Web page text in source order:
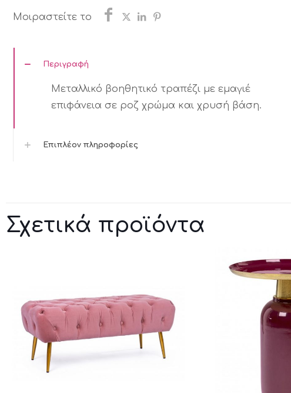
ΧΡΥΣΟ
ποσότητα
Μοιραστείτε το
Περιγραφή
Μεταλλικό βοηθητικό τραπέζι με εμαγιέ
επιφάνεια σε ροζ χρώμα και χρυσή βάση.
Επιπλέον πληροφορίες
Σχετικά προϊόντα